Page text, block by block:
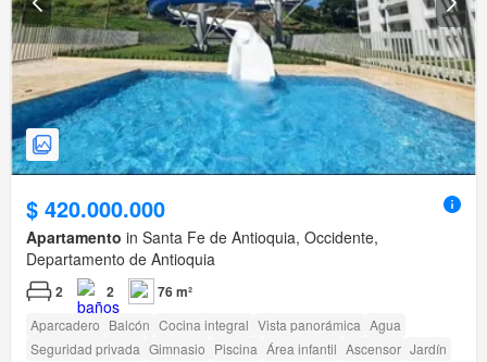
$ 420.000.000
Apartamento in Santa Fe de Antioquia, Occidente,
Departamento de Antioquia
2 2 76 m²
Aparcadero Balcón Cocina integral Vista panorámica Agua
Seguridad privada Gimnasio Piscina Área infantil Ascensor Jardín